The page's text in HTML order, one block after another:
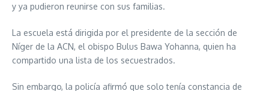
y ya pudieron reunirse con sus familias.
La escuela está dirigida por el presidente de la sección de
Níger de la ACN, el obispo Bulus Bawa Yohanna, quien ha
compartido una lista de los secuestrados.
Sin embargo, la policía afirmó que solo tenía constancia de